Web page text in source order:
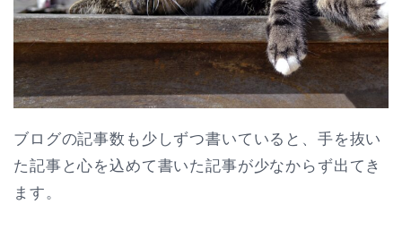
ブログの記事数も少しずつ書いていると、手を抜い
た記事と心を込めて書いた記事が少なからず出てき
ます。